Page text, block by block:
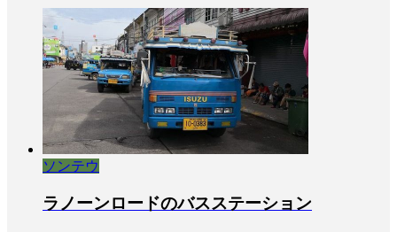
ソンテウ
ラノーンロードのバスステーション